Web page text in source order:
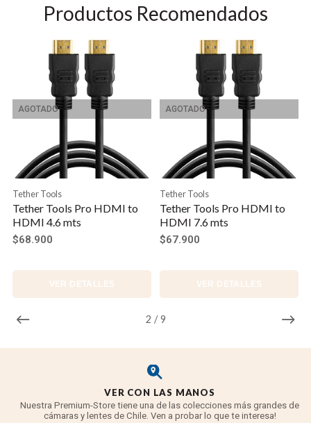
Productos Recomendados
2 / 9
AGOTADO
Tether Tools
Tether Tools Pro HDMI to
HDMI 4.6 mts
$68.900
VER DETALLES
AGOTADO
Tether Tools
Tether Tools Pro HDMI to
HDMI 7.6 mts
$67.900
VER DETALLES
VER CON LAS MANOS
Nuestra Premium-Store tiene una de las colecciones más grandes de
cámaras y lentes de Chile. Ven a probar lo que te interesa!